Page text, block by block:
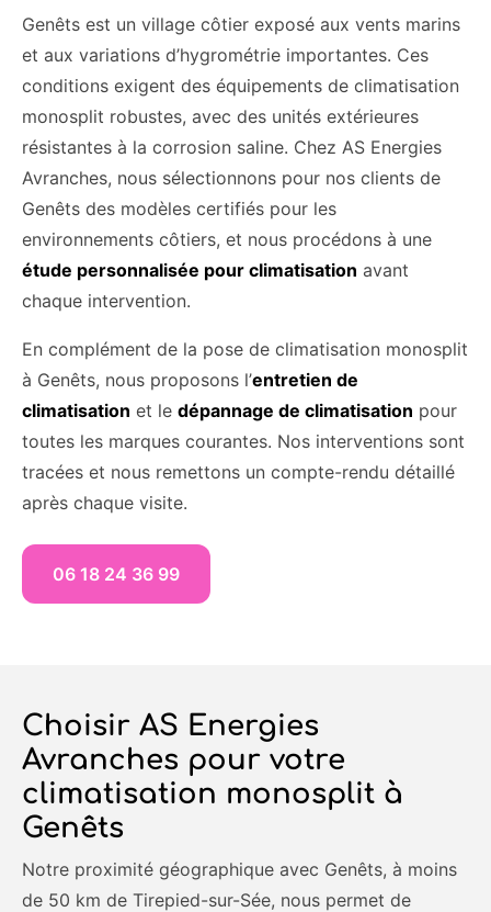
Genêts est un village côtier exposé aux vents marins
et aux variations d’hygrométrie importantes. Ces
conditions exigent des équipements de climatisation
monosplit robustes, avec des unités extérieures
résistantes à la corrosion saline. Chez AS Energies
Avranches, nous sélectionnons pour nos clients de
Genêts des modèles certifiés pour les
environnements côtiers, et nous procédons à une
étude personnalisée pour climatisation avant
chaque intervention.
En complément de la pose de climatisation monosplit
à Genêts, nous proposons l’entretien de
climatisation et le dépannage de climatisation pour
toutes les marques courantes. Nos interventions sont
tracées et nous remettons un compte-rendu détaillé
après chaque visite.
06 18 24 36 99
Choisir AS Energies
Avranches pour votre
climatisation monosplit à
Genêts
Notre proximité géographique avec Genêts, à moins
de 50 km de Tirepied-sur-Sée, nous permet de